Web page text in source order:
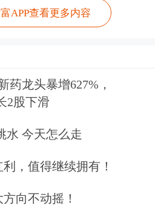
，新业务价值增长较
表示，人身险的分红
益+浮动收益”的分
升。受产品转型等因
APP查看更多内容
药龙头暴增627%，
2股下滑
水 今天怎么走
，值得继续拥有！
向不动摇！